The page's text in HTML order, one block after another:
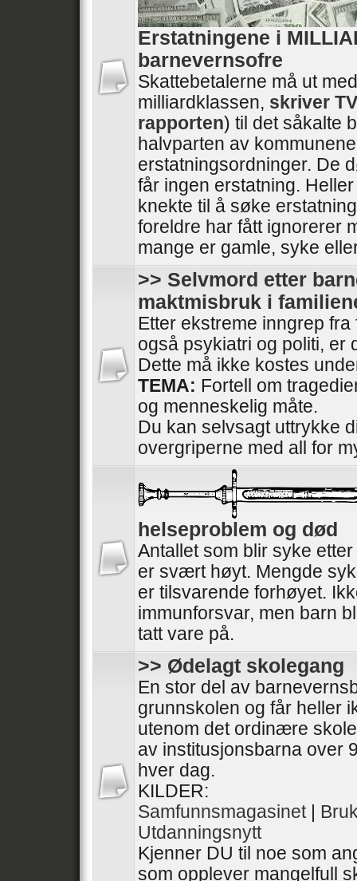
Erstatningene i
barnevernsofre
Skattebetalerne må ut
milliardklassen, skriver
rapporten) til det såkalte
halvparten av
erstatningsordninger. De
får ingen erstatning.
knekte til å søke
foreldre har fått ignorerer
mange er gamle, syke
>> Selvmord etter
maktmisbruk i
Etter ekstreme inngrep
også psykiatri og politi, er
Dette må ikke kostes
TEMA: Fortell om
og menneskelig måte.
Du kan selvsagt uttrykke
overgriperne med all for
helseproblem og død
Antallet som blir syke
er svært høyt. Mengde
er tilsvarende forhøyet.
immunforsvar, men barn
tatt vare på.
>> Ødelagt skolegang
En stor del av
grunnskolen og får heller
utenom det ordinære
av institusjonsbarna over
hver dag.
KILDER:
Samfunnsmagasinet|
Utdanningsnytt
Kjenner DU til noe som
som opplever mangelfull